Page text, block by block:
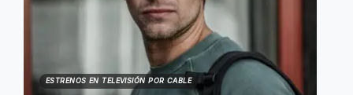
ESTRENOS EN TELEVISIÓN POR CABLE